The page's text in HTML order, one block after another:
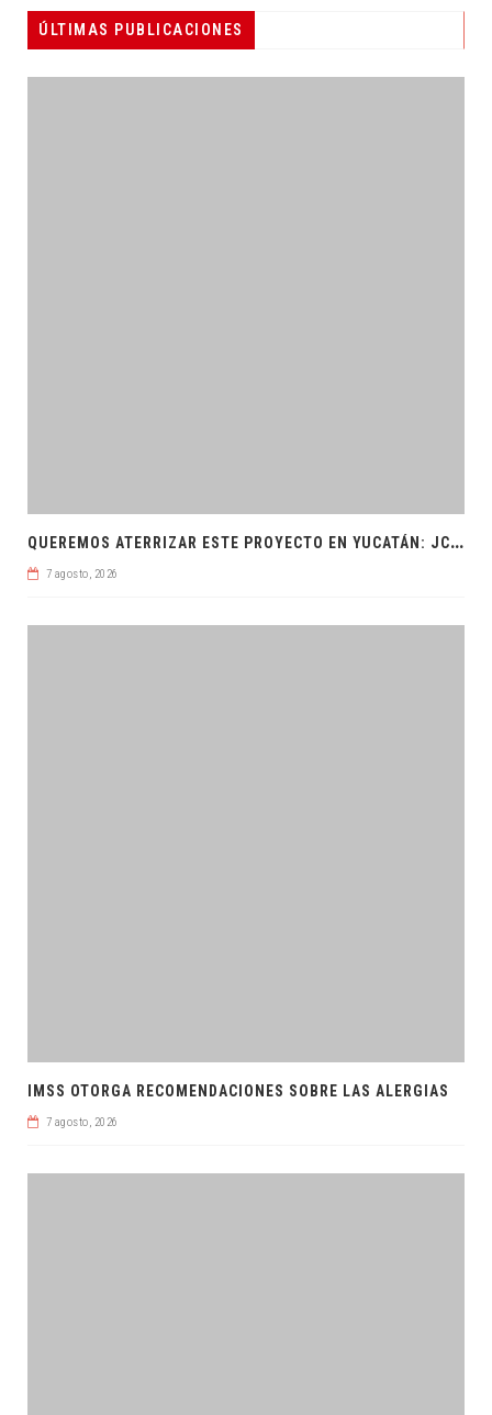
ÚLTIMAS PUBLICACIONES
Q
UEREMOS ATERRIZAR ESTE PROYECTO EN YUCATÁN: JCRM
7 agosto, 2026
IMSS OTORGA RECOMENDACIONES SOBRE LAS ALERGIAS
7 agosto, 2026